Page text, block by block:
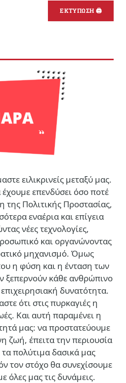
ΕΚΤΥΠΩΣΗ 🖨
ειλικρινείς μεταξύ μας.
έχουμε επενδύσει όσο ποτέ
της Πολιτικής Προστασίας,
εναέρια και επίγεια
νέες τεχνολογίες,
και οργανώνοντας
μηχανισμό. Όμως
η φύση και η ένταση των
ξεπερνούν κάθε ανθρώπινο
δυνατότητα.
ότι στις πυρκαγιές η
Και αυτή παραμένει η
μας: να προστατεύουμε
ζωή, έπειτα την περιουσία
πολύτιμα δασικά μας
τον στόχο θα συνεχίσουμε
όλες μας τις δυνάμεις.